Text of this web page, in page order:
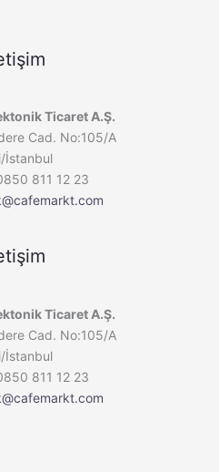
Ticaret A.Ş.
Cad. No:105/A
İstanbul
811 12 23
Ticaret A.Ş.
Cad. No:105/A
İstanbul
811 12 23